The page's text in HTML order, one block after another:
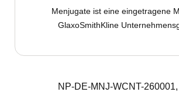
Menjugate ist eine eingetragene
GlaxoSmithKline
NP-DE-MNJ-WCNT-